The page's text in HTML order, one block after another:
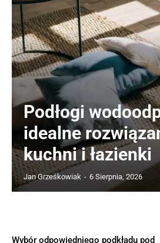
Podłogi
idealne
kuchni i łazienki
Jan Grześkowiak - 6 Sierpnia, 2026
Wybór odpowiedniego podkładu pod